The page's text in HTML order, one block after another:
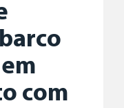
com